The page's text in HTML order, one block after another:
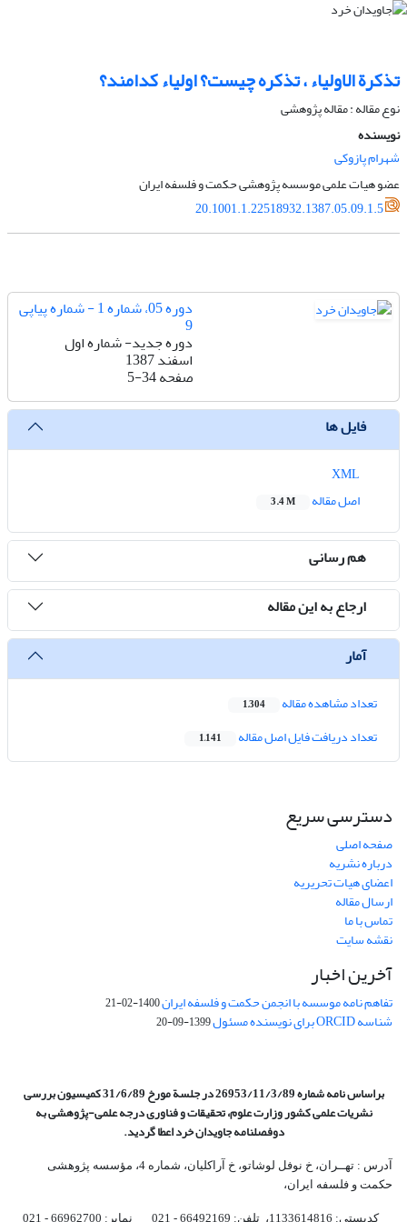
تذکرة الاولیاء ، تذکره چیست؟ اولیاء کدامند؟
نوع مقاله : مقاله پژوهشی
نویسنده
شهرام پازوکی
عضو هیات علمی موسسه پژوهشی حکمت و فلسفه ایران
20.1001.1.22518932.1387.05.09.1.5
دوره 05، شماره 1 - شماره پیاپی
9
دوره جدید- شماره اول
اسفند 1387
صفحه5-34
فایل ها
اصل مقاله
3.4 M
هم رسانی
ارجاع به این مقاله
آمار
تعداد مشاهده مقاله 1,304
تعداد دریافت فایل اصل مقاله 1,141
دسترسی سریع
صفحه اصلی
درباره نشریه
اعضای هیات تحریریه
ارسال مقاله
تماس با ما
نقشه سایت
آخرین اخبار
تفاهم نامه موسسه با انجمن حکمت و فلسفه ایران1400-02-21
شناسه ORCID برای نویسنده مسئول 1399-09-20
براساس نامه شماره 26953/11/3/89 در جلسة مورخ 31/6/89 کمیسیون
بررسی
نشریات علمی کشور وزارت علوم، تحقیقات و فناوری درجه علمی‌-پژوهشیبه
دوفصلنامه جاویدان خرد اعطا گردید.
آدرس : تهــران، خ نوفل لوشاتو، خ آراکلیان، شماره 4،‌ مؤسسه پژوهشی
حکمت و فلسفه ایران،‌
کدپستی: 1133614816، تلفن: 66492169 - 021 نمابر: 66962700 - 021